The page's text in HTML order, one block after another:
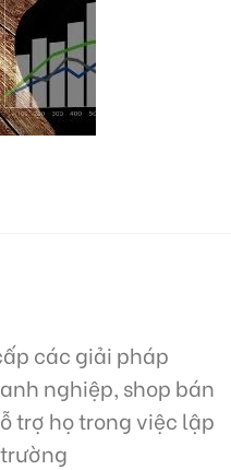
các giải pháp
nghiệp, shop bán
trợ họ trong việc lập